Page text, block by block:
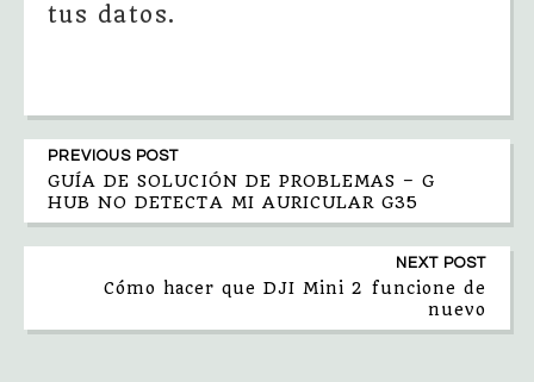
tus datos.
PREVIOUS POST
GUÍA DE SOLUCIÓN DE PROBLEMAS – G
HUB NO DETECTA MI AURICULAR G35
NEXT POST
Cómo hacer que DJI Mini 2 funcione de
nuevo